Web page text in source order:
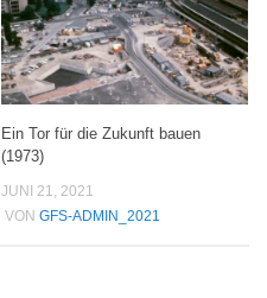
Ein Tor für die Zukunft bauen
(1973)
JUNI 21, 2021
VON GFS-ADMIN_2021